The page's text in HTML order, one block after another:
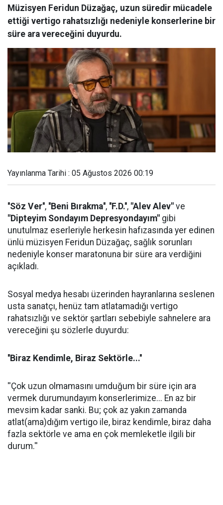
Müzisyen Feridun Düzağaç, uzun süredir mücadele
ettiği vertigo rahatsızlığı nedeniyle konserlerine bir
süre ara vereceğini duyurdu.
Yayınlanma Tarihi : 05 Ağustos 2026 00:19
''Söz Ver'', ''Beni Bırakma'', ''F.D.'', "Alev Alev" ve
"Dipteyim Sondayım Depresyondayım" gibi
unutulmaz eserleriyle herkesin hafızasında yer edinen
ünlü müzisyen Feridun Düzağaç, sağlık sorunları
nedeniyle konser maratonuna bir süre ara verdiğini
açıkladı.
Sosyal medya hesabı üzerinden hayranlarına seslenen
usta sanatçı, henüz tam atlatamadığı vertigo
rahatsızlığı ve sektör şartları sebebiyle sahnelere ara
vereceğini şu sözlerle duyurdu:
''Biraz Kendimle, Biraz Sektörle...''
''Çok uzun olmamasını umduğum bir süre için ara
vermek durumundayım konserlerimize... En az bir
mevsim kadar sanki. Bu; çok az yakın zamanda
atlat(ama)dığım vertigo ile, biraz kendimle, biraz daha
fazla sektörle ve ama en çok memleketle ilgili bir
durum.''